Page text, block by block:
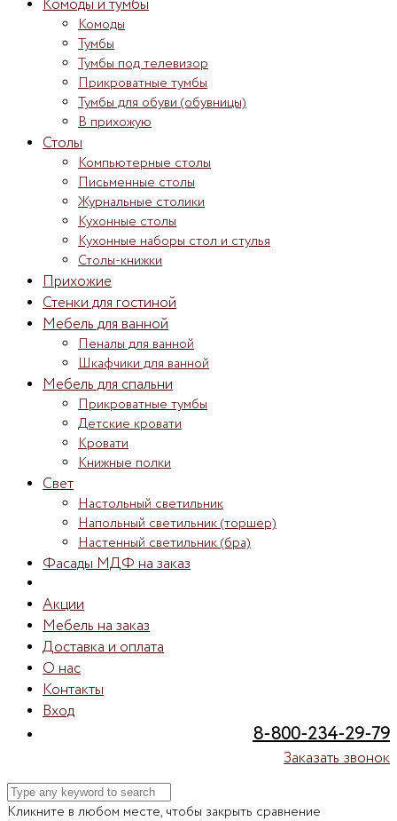
Комоды
Тумбы
Тумбы под телевизор
Прикроватные тумбы
Тумбы для обуви (обувницы)
В прихожую
Столы
Компьютерные столы
Письменные столы
Журнальные столики
Кухонные столы
Кухонные наборы стол и стулья
Столы-книжки
Прихожие
Стенки для гостиной
Мебель для ванной
Пеналы для ванной
Шкафчики для ванной
Мебель для спальни
Прикроватные тумбы
Детские кровати
Кровати
Книжные полки
Свет
Настольный светильник
Напольный светильник (торшер)
Настенный светильник (бра)
Фасады МДФ на заказ
Акции
Мебель на заказ
Доставка и оплата
О нас
Контакты
Вход
8-800-234-29-79
Заказать звонок
Кликните в любом месте, чтобы закрыть сравнение